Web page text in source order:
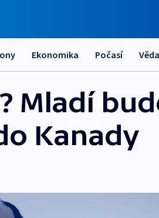
Ekonomika Počasí Věda
Mladí
Kanady